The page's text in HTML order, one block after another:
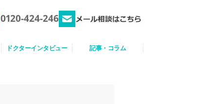
0120-424-246
ドクターインタビュー 記事・コラム